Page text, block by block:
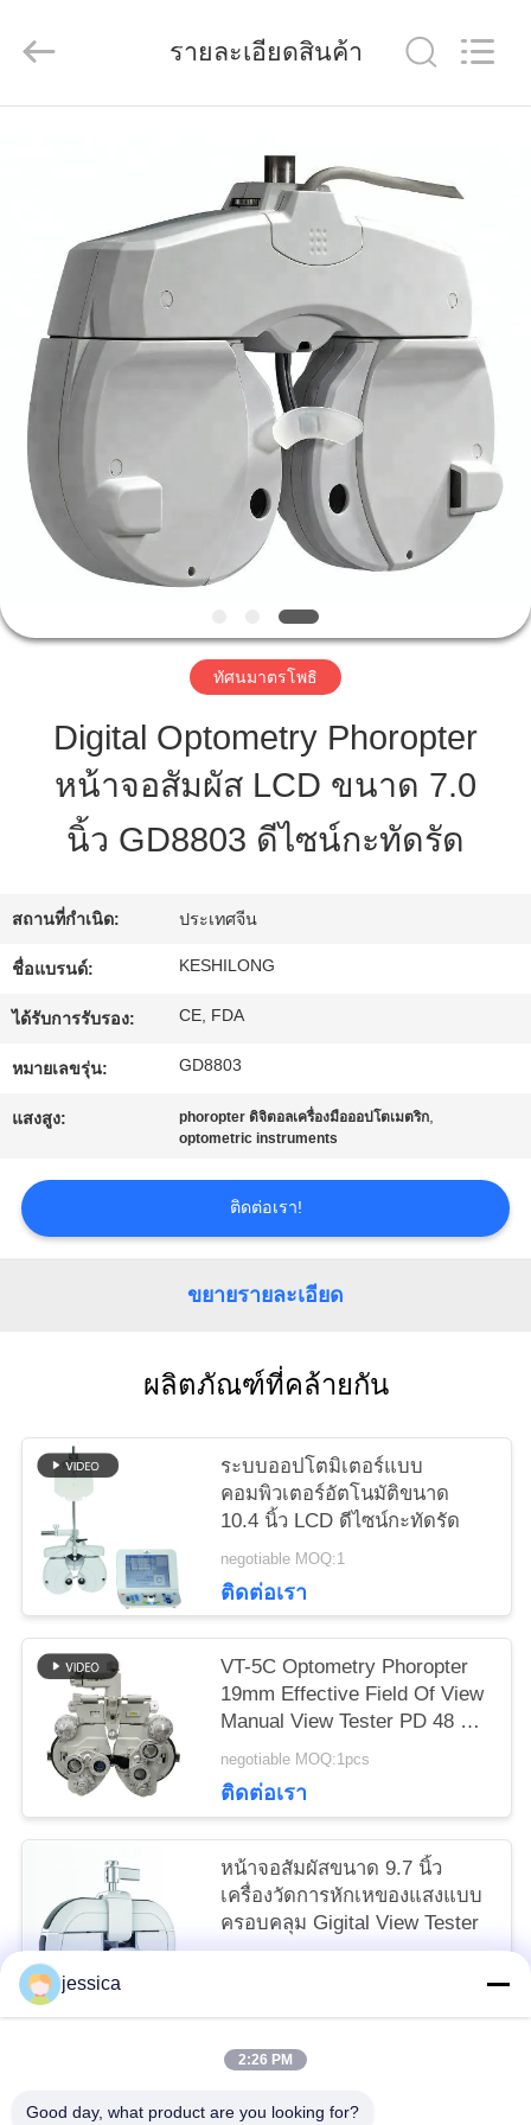
วิดีโอ
เกี่ยว
กับ
เรา
ทัวร์
โรงงาน
ควบคุม
คุณภาพ
เรา
ขอ
ราคา
POLICY
Trade
SCM
Rights
รายละเอียดสินค้า
ทัศนมาตรโพธิ
Digital Optometry Phoropter
หน้าจอสัมผัส LCD ขนาด 7.0
นิ้ว GD8803 ดีไซน์กะทัดรัด
สถานที่กำเนิด: ประเทศจีน
ชื่อแบรนด์: KESHILONG
ได้รับการรับรอง: CE, FDA
หมายเลขรุ่น: GD8803
แสงสูง: phoropter ดิจิตอลเครื่องมือออปโตเมตริก,
optometric instruments
ติดต่อเรา!
ขยายรายละเอียด
ผลิตภัณฑ์ที่คล้ายกัน
ระบบออปโตมิเตอร์แบบ
คอมพิวเตอร์อัตโนมัติขนาด
10.4 นิ้ว LCD ดีไซน์กะทัดรัด
negotiable MOQ:1
ติดต่อเรา
VT-5C Optometry Phoropter
19mm Effective Field Of View
Manual View Tester PD 48 ถึง
80mm
negotiable MOQ:1pcs
ติดต่อเรา
หน้าจอสัมผัสขนาด 9.7 นิ้ว
เครื่องวัดการหักเหของแสงแบบ
ครอบคลุม Gigital View Tester
jessica
2:26 PM
Good day, what product are you looking for?